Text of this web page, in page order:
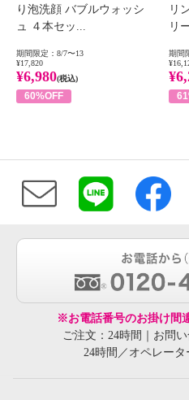
り泡洗顔 バブルウォッシ
ュ ４本セッ...
期間限定：8/7〜13
¥17,820
¥6,980(税込)
60%OFF
リ
リ
期間
※お電話番号のお掛け間
ご注文：24時間｜お問
24時間／オペレータ